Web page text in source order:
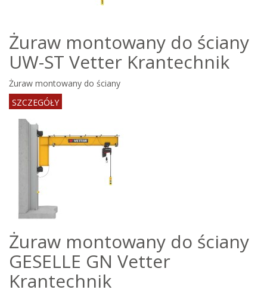
Żuraw montowany do ściany
UW-ST Vetter Krantechnik
Żuraw montowany do ściany
SZCZEGÓŁY
Żuraw montowany do ściany
GESELLE GN Vetter
Krantechnik